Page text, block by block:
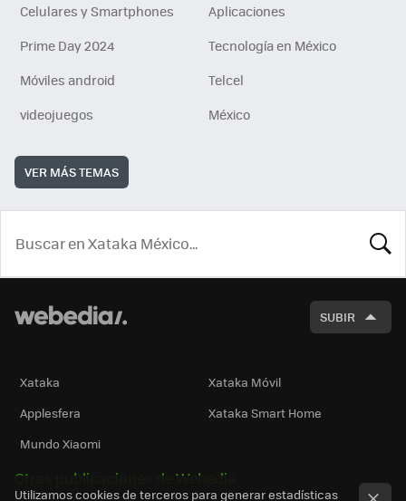
Celulares y Smartphones
Aplicaciones
Prime Day 2024
Tecnología en México
Móviles android
Telcel
videojuegos
México
VER MÁS TEMAS
SUBIR
Xataka
Xataka Móvil
Applesfera
Xataka Smart Home
Mundo Xiaomi
Otras publicaciones de Webedia
Utilizamos cookies de terceros para generar estadísticas